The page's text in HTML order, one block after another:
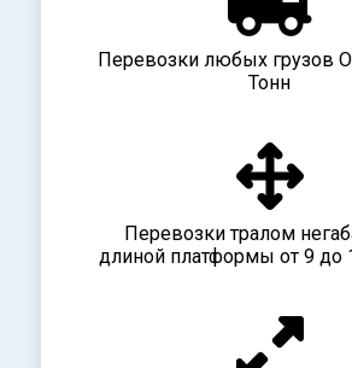
Перевозки любых грузов
Тонн
Перевозки тралом
длиной платформы от 9 до